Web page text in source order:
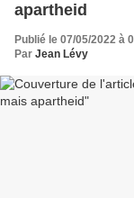
apartheid
Publié le 07/05/2022 à
Par Jean Lévy